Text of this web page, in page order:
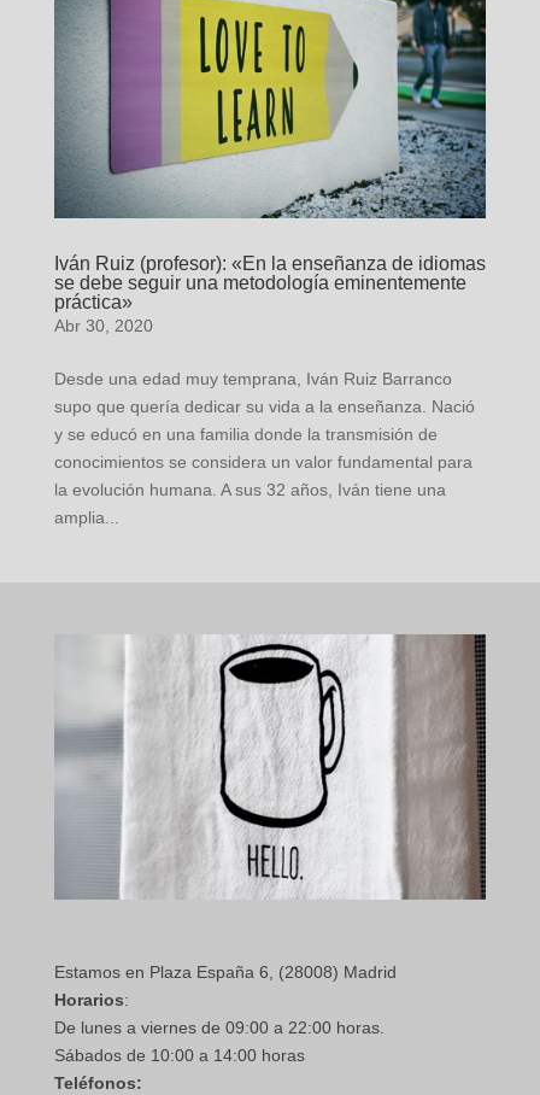
Iván Ruiz (profesor): «En la enseñanza de idiomas
se debe seguir una metodología eminentemente
práctica»
Abr 30, 2020
Desde una edad muy temprana, Iván Ruiz Barranco
supo que quería dedicar su vida a la enseñanza. Nació
y se educó en una familia donde la transmisión de
conocimientos se considera un valor fundamental para
la evolución humana. A sus 32 años, Iván tiene una
amplia...
Estamos en Plaza España 6, (28008) Madrid
Horarios:
De lunes a viernes de 09:00 a 22:00 horas.
Sábados de 10:00 a 14:00 horas
Teléfonos: